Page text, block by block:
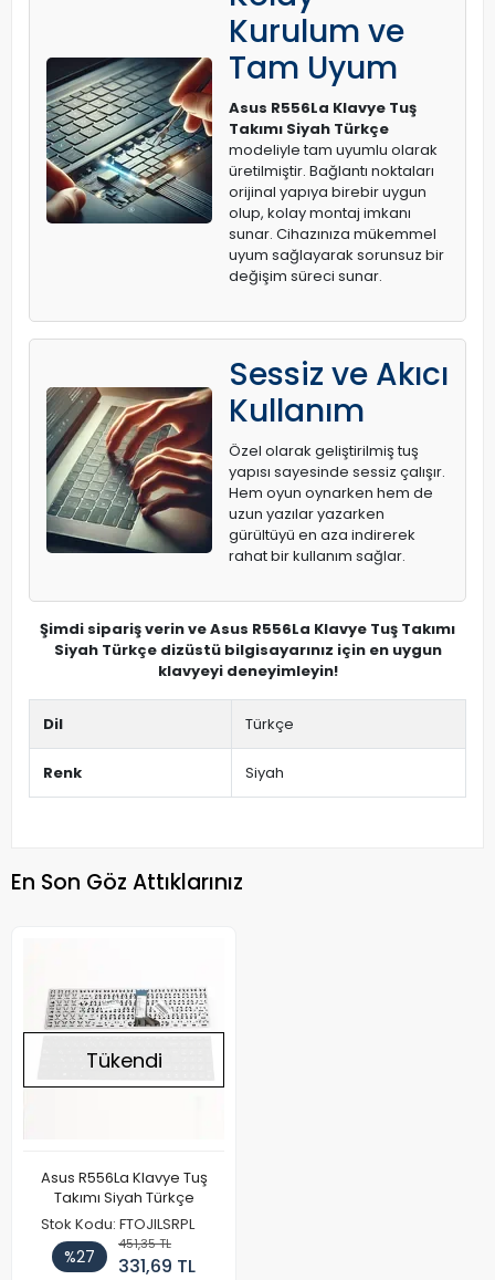
Kurulum ve
Tam Uyum
Asus R556La Klavye Tuş
Takımı Siyah Türkçe
modeliyle tam uyumlu olarak
üretilmiştir. Bağlantı noktaları
orijinal yapıya birebir uygun
olup, kolay montaj imkanı
sunar. Cihazınıza mükemmel
uyum sağlayarak sorunsuz bir
değişim süreci sunar.
Sessiz ve Akıcı
Kullanım
Özel olarak geliştirilmiş tuş
yapısı sayesinde sessiz çalışır.
Hem oyun oynarken hem de
uzun yazılar yazarken
gürültüyü en aza indirerek
rahat bir kullanım sağlar.
Şimdi sipariş verin ve Asus R556La Klavye Tuş Takımı
Siyah Türkçe dizüstü bilgisayarınız için en uygun
klavyeyi deneyimleyin!
Dil Türkçe
Renk Siyah
En Son Göz Attıklarınız
Tükendi
Asus R556La Klavye Tuş
Takımı Siyah Türkçe
Stok Kodu: FTOJILSRPL
%27
451,35 TL
331,69 TL